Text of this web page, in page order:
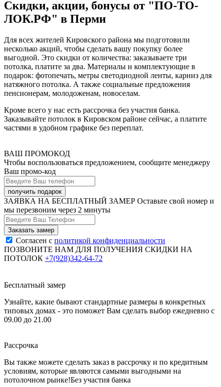
Скидки, акции, бонусы от "ПО-ТО-
ЛОК.РФ" в Перми
Для всех жителей Кировского района мы подготовили
несколько акций, чтобы сделать вашу покупку более
выгодной. Это скидки от количества: заказываете три
потолка, платите за два. Материалы и комплектующие в
подарок: фотопечать, метры светодиодной ленты, карниз для
натяжного потолка. А также социальные предложения
пенсионерам, молодоженам, новоселам.
Кроме всего у нас есть рассрочка без участия банка.
Заказывайте потолок в Кировском районе сейчас, а платите
частями в удобном графике без переплат.
ВАШ ПРОМОКОД
Чтобы воспользоваться предложением, сообщите менеджеру
Ваш промо-код
ЗАЯВКА НА БЕСПЛАТНЫЙ ЗАМЕР Оставьте свой номер и
мы перезвоним через 2 минуты
Согласен с политикой конфиденциальности
ПОЗВОНИТЕ НАМ ДЛЯ ПОЛУЧЕНИЯ СКИДКИ НА
ПОТОЛОК +7(928)342-64-72
Бесплатный замер
Узнайте, какие бывают стандартные размеры в конкретных
типовых домах - это поможет Вам сделать выбор ежедневно с
09.00 до 21.00
Рассрочка
Вы также можете сделать заказ в рассрочку и по кредитным
условиям, которые являются самыми выгодными на
потолочном рынке!Без участия банка